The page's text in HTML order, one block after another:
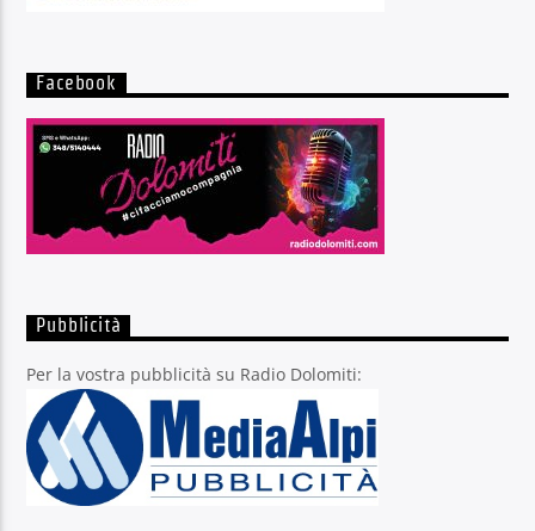
Facebook
Pubblicità
Per la vostra pubblicità su Radio Dolomiti: